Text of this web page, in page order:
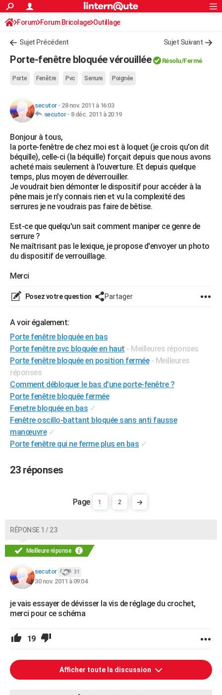
ACTUALITÉS
Politique
Société
Faits Divers
Education
Monde
Villes
+
Essais
Réserver un essai
Citadines
Berlines
SUV
Forum auto
+HIGH-TECH
BRICOLAGE
Forum
Aménagement intérieur
Extérieur
Cuisine
Salle de bains
Jardinage
Rangement
WEEK-END
Guides de France
Escapades
Patrimoine
Expositions
Musées
Week-end nature
+LIFESTYLE
Art de vivre
Bien-être
Loisirs
Mode
Modes de vie
SANTE
Alimentation
Guide de la santé
Maladies
Médicaments
Sommeil
Destinations
Voyage nature
Voyage de noces
PHOTO
GUIDES D'ACHAT
BONS PLANS
CARTE DE VOEUX
Dictionnaire
Biographies
Citations
Expressions
Proverbes
PROGRAMME TV
COPAINS D'AVANT
S'inscrire
Se connecter
Lycées
Collèges
Primaires
Universités
Entreprises
Service militaire
Avis de recherche
AVIS DE DÉCÈS
FORUM
Bricolage
Lifestyle
Culture
Sport
Auto
Television
Voyage
Cinema
S'inscrire
Connexion
Forum Forum Bricolage Outillage
Sujet Précédent Sujet Suivant
Porte-fenêtre bloquée vérouillée Résolu/Fermé
Porte Fenêtre Pvc Serrure Poignée
secutor- 28 nov. 2011 à 16:03
secutor- 8 déc. 2011 à 20:19
Bonjour à tous,
la porte-fenêtre de chez moi est à loquet (je crois qu'on dit
béquille), celle-ci (la béquille) forçait depuis que nous avons
acheté mais seulement à l'ouverture. Et depuis quelque
temps, plus moyen de déverrouiller.
Je voudrait bien démonter le dispositif pour accéder à la
pêne mais je n'y connais rien et vu la complexité des
serrures je ne voudrais pas faire de bêtise.
Est-ce que quelqu'un sait comment maniper ce genre de
serrure ?
Ne maîtrisant pas le lexique, je propose d'envoyer un photo
du dispositif de verrouillage.
Merci
Posez votre question Partager
A voir également:
Porte fenêtre bloquée en bas
Porte fenêtre pvc bloquée en haut - Meilleures réponses
Porte fenêtre bloquée en position fermée - Meilleures
réponses
Comment débloquer le bas d'une porte-fenêtre ?
Porte fenêtre bloquée fermée
Fenetre bloquée en bas ✓
Fenêtre oscillo-battant bloquée sans anti fausse
manœuvre ✓
Porte fenêtre qui ne ferme plus en bas ✓
23 réponses
1 2
RÉPONSE 1 / 23
Meilleure réponse
secutor 31
30 nov. 2011 à 09:04
je vais essayer de dévisser la vis de réglage du crochet,
merci pour ce schéma
19
Afficher toute la discussion